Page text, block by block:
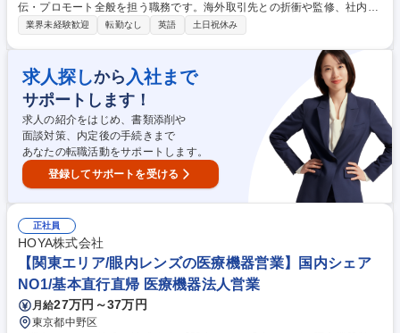
伝・プロモート全般を担う職務です。海外取引先との折衝や監修、社内・
製作委員会との調整を通じ、海外市場でのライツ・IPビジネスのプロモー
海外向け宣伝、プロモート業務■海外イベント出展に際しての調整、同
行、現地手配■海外メディアからの取材対応（委員会・社内調整含む）■当
社制作作品における各種の監修業務全般■海外展開時の翻訳通訳業務■製作
委員会との折衝、調整■作品制作過程各工程の進捗確認 募集職種 【ライツ
ビジネス】海外向け宣伝、プロモーター ★急成長中アニメ制作会社
業界未経験歓迎 転勤なし 英語 土日祝休み
求人探しから 入社まで
サポートします！
求人の紹介をはじめ、書類添削や
面談対策、内定後の手続きまで
あなたの転職活動をサポートします。
登録してサポートを受ける
正社員
HOYA株式会社
【関東エリア/眼内レンズの医療機器営業】国内シェア
NO1/基本直行直帰 医療機器法人営業
月給27万円～37万円
東京都中野区